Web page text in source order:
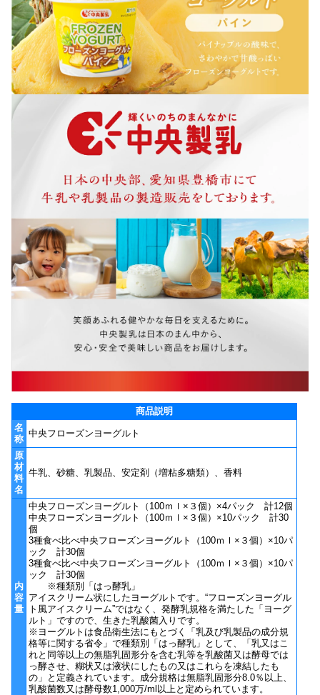
商品説明
名
称
中央フローズンヨーグルト
原
材
料
名
牛乳、砂糖、乳製品、安定剤（増粘多糖類）、香料
内
容
量
中央フローズンヨーグルト（100ｍｌ×３個）×4パック 計12個
中央フローズンヨーグルト（100ｍｌ×３個）×10パック 計30
個
3種食べ比べ中央フローズンヨーグルト（100ｍｌ×３個）×10パ
ック 計30個
3種食べ比べ中央フローズンヨーグルト（100ｍｌ×３個）×10パ
ック 計30個
※種類別「はっ酵乳」
アイスクリーム状にしたヨーグルトです。“フローズンヨーグル
ト風アイスクリーム”ではなく、発酵乳規格を満たした「ヨーグ
ルト」ですので、生きた乳酸菌入りです。
※ヨーグルトは食品衛生法にもとづく「乳及び乳製品の成分規
格等に関する省令」で種類別「はっ酵乳」として、「乳又はこ
れと同等以上の無脂乳固形分を含む乳等を乳酸菌又は酵母では
っ酵させ、糊状又は液状にしたもの又はこれらを凍結したも
の」と定義されています。成分規格は無脂乳固形分8.0％以上、
乳酸菌数又は酵母数1,000万/ml以上と定められています。